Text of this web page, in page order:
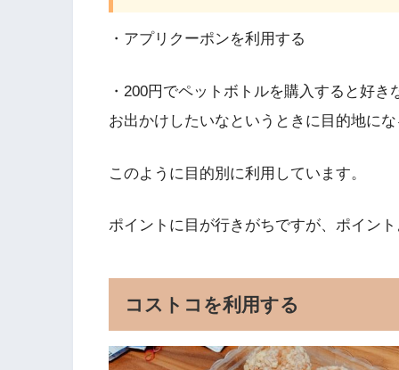
・アプリクーポンを利用する
・200円でペットボトルを購入すると好
お出かけしたいなというときに目的地に
このように目的別に利用しています。
ポイントに目が行きがちですが、ポイン
コストコを利用する